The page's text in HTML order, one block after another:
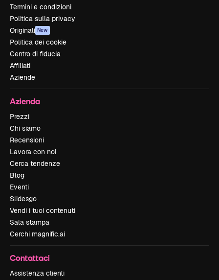
Termini e condizioni
Politica sulla privacy
Originali New
Politica dei cookie
Centro di fiducia
Affiliati
Aziende
Azienda
Prezzi
Chi siamo
Recensioni
Lavora con noi
Cerca tendenze
Blog
Eventi
Slidesgo
Vendi i tuoi contenuti
Sala stampa
Cerchi magnific.ai
Contattaci
Assistenza clienti